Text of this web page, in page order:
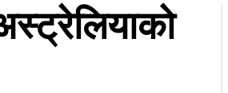
अस्ट्रेलियाको